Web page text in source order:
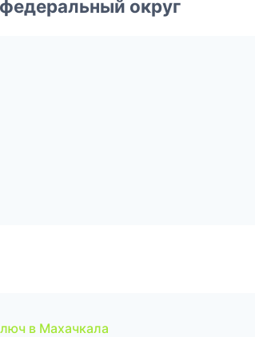
округ
в Махачкала